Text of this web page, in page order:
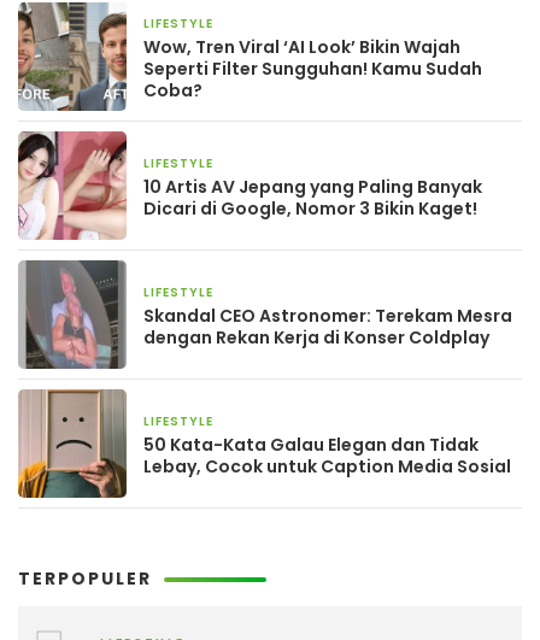
LIFESTYLE
Wow, Tren Viral ‘AI Look’ Bikin Wajah
Seperti Filter Sungguhan! Kamu Sudah
Coba?
LIFESTYLE
10 Artis AV Jepang yang Paling Banyak
Dicari di Google, Nomor 3 Bikin Kaget!
LIFESTYLE
Skandal CEO Astronomer: Terekam Mesra
dengan Rekan Kerja di Konser Coldplay
LIFESTYLE
50 Kata-Kata Galau Elegan dan Tidak
Lebay, Cocok untuk Caption Media Sosial
TERPOPULER